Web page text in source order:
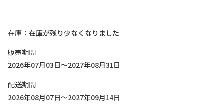
在庫
在庫が残り少なくなりました
販売期間
2026年07月03日～2027年08月31日
配送期間
2026年08月07日～2027年09月14日